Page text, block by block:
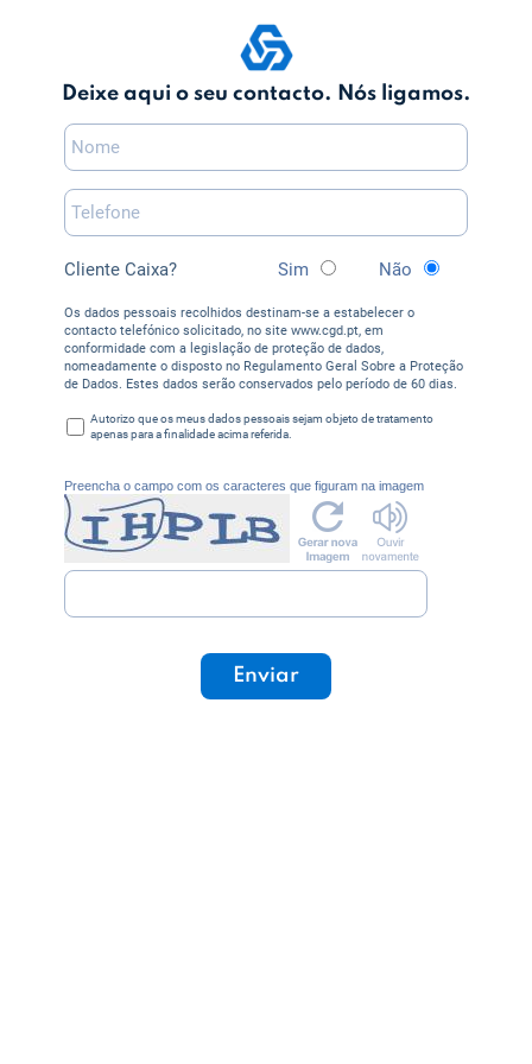
Deixe aqui o seu contacto. Nós ligamos.
Cliente Caixa? Não
Sim
Os dados pessoais recolhidos destinam-se a estabelecer o
contacto telefónico solicitado, no site www.cgd.pt, em
conformidade com a legislação de proteção de dados,
nomeadamente o disposto no Regulamento Geral Sobre a Proteção
de Dados. Estes dados serão conservados pelo período de 60 dias.
Autorizo que os meus dados pessoais sejam objeto de tratamento
apenas para a finalidade acima referida.
Preencha o campo com os caracteres que figuram na imagem